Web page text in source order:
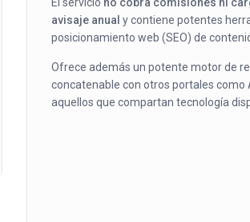
avisaje anual y contiene potentes
posicionamiento web (SEO) de
Ofrece además un potente motor de
concatenable con otros portales como
aquellos que compartan tecnología